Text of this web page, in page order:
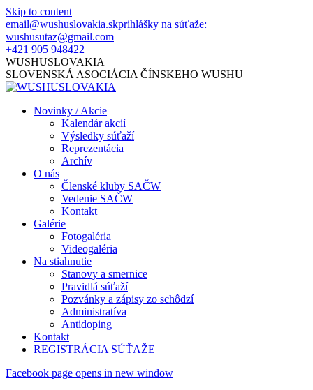
Skip to content
email@wushuslovakia.skprihlášky na súťaže:
wushusutaz@gmail.com
+421 905 948422
WUSHUSLOVAKIA
SLOVENSKÁ ASOCIÁCIA ČÍNSKEHO WUSHU
Novinky / Akcie
Kalendár akcií
Výsledky súťaží
Reprezentácia
Archív
O nás
Členské kluby SAČW
Vedenie SAČW
Kontakt
Galérie
Fotogaléria
Videogaléria
Na stiahnutie
Stanovy a smernice
Pravidlá súťaží
Pozvánky a zápisy zo schôdzí
Administratíva
Antidoping
Kontakt
REGISTRÁCIA SÚŤAŽE
Facebook page opens in new window